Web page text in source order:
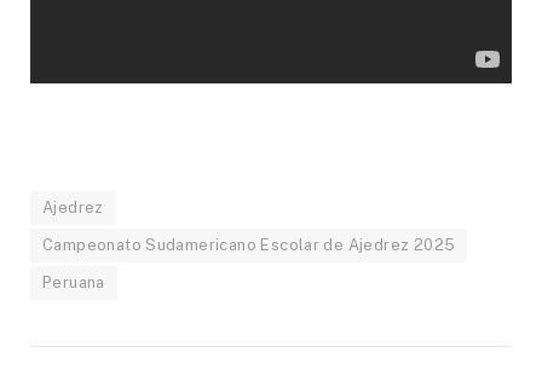
Ajedrez
Campeonato Sudamericano Escolar de Ajedrez 2025
Peruana